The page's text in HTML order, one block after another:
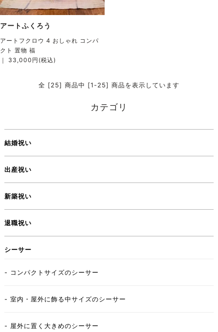
アートふくろう
アートフクロウ 4 おしゃれ コンパ
クト 置物 福
｜ 33,000円(税込)
全 [25] 商品中 [1-25] 商品を表示しています
カテゴリ
結婚祝い
出産祝い
新築祝い
退職祝い
シーサー
- コンパクトサイズのシーサー
- 室内・屋外に飾る中サイズのシーサー
- 屋外に置く大きめのシーサー